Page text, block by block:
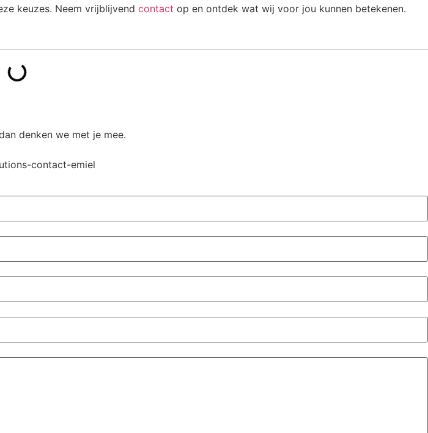
keuzes. Neem vrijblijvend contact op en ontdek wat wij voor jou kunnen betekenen.
denken we met je mee.